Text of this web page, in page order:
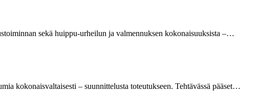
sekä huippu-urheilun ja valmennuksen kokonaisuuksista –…
kokonaisvaltaisesti – suunnittelusta toteutukseen. Tehtävässä pääset…